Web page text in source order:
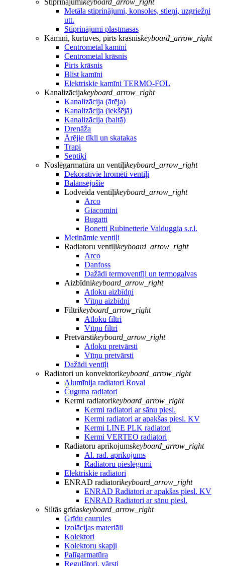
Stiprinājumikeyboard_arrow_right
Metāla stiprinājumi, konsoles, stieņi, uzgriežņi
utt.
Stiprinājumi plastmasas
Kamīni, kurtuves, pirts krāsniskeyboard_arrow_right
Centrometal kamīni
Centrometal krāsnis
Pirts krāsnis
Blist kamīni
Elektriskie kamīni TERMO-FOL
Kanalizācijakeyboard_arrow_right
Kanalizācija (ārēja)
Kanalizācija (iekšējā)
Kanalizācija (baltā)
Drenāža
Ārējie tīkli un skatakas
Trapi
Septiķi
Noslēgarmatūra un ventiļikeyboard_arrow_right
Dekoratīvie hromēti ventiļi
Balansējošie
Lodveida ventiļikeyboard_arrow_right
Arco
Giacomini
Bugatti
Bonetti Rubinetterie Valduggia s.r.l.
Metināmie ventiļi
Radiatoru ventiļikeyboard_arrow_right
Arco
Danfoss
Dažādi termoventīļi un termogalvas
Aizbīdnikeyboard_arrow_right
Atloku aizbīdņi
Vītņu aizbīdņi
Filtrikeyboard_arrow_right
Atloku filtri
Vītņu filtri
Pretvārstikeyboard_arrow_right
Atloku pretvārsti
Vītņu pretvārsti
Dažādi ventīļi
Radiatori un konvektorikeyboard_arrow_right
Alumīnija radiatori Roval
Čuguna radiatori
Kermi radiatorikeyboard_arrow_right
Kermi radiatori ar sānu piesl.
Kermi radiatori ar apakšas piesl. KV
Kermi LINE PLK radiatori
Kermi VERTEO radiatori
Radiatoru aprīkojumskeyboard_arrow_right
Al. rad. aprīkojums
Radiatoru pieslēgumi
Elektriskie radiatori
ENRAD radiatorikeyboard_arrow_right
ENRAD Radiatori ar apakšas piesl. KV
ENRAD Radiatori ar sānu piesl.
Siltās grīdaskeyboard_arrow_right
Grīdu caurules
Izolācijas materiāli
Kolektori
Kolektoru skapji
Palīgarmatūra
Regulātori, vārsti